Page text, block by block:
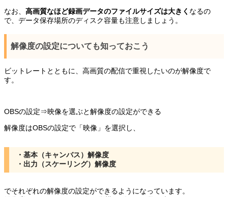
なお、 高画質なほど録画データのファイルサイズは大きく なるの
で、データ保存場所のディスク容量も注意しましょう。
解像度の設定についても知っておこう
ビットレートとともに、高画質の配信で重視したいのが解像度で
す。
OBSの設定⇒映像を選ぶと解像度の設定ができる
解像度はOBSの設定で「映像」を選択し、
・基本（キャンバス）解像度
・出力（スケーリング）解像度
でそれぞれの解像度の設定ができるようになっています。